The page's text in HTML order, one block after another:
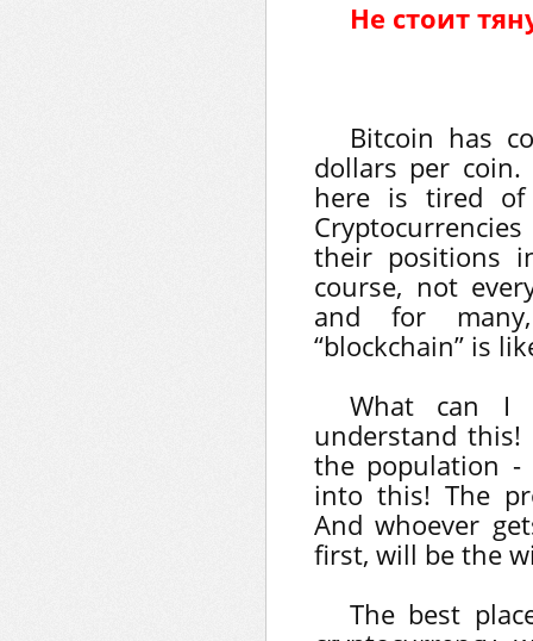
Не стоит
Bitcoin has
dollars per
here is tired of
their positions
course, not
and for
“blockchain” is
What can I
understand
the population -
into this! The
And whoever
first, will be the
The best